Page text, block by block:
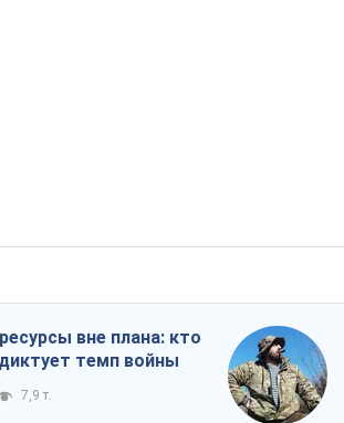
вне плана: кто
темп войны
7,9 т.